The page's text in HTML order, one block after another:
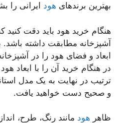
بهترین برندهای هود ایرانی را
هنگام خرید هود باید دقت کنید
آشپزخانه مطابقت داشته باشد.
ابعاد و فضای هود را در
در هنگام خرید آن را با ابعاد
ترتیب در نهایت به یک مدل
و صحیح دست خواهید یافت.
ظاهر هود مانند رنگ، طرح،